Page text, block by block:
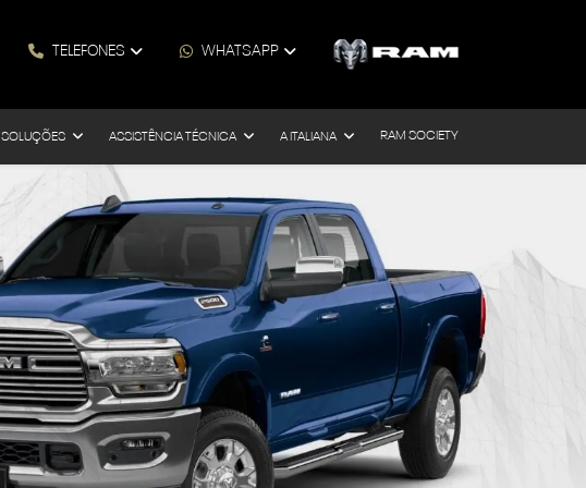
TELEFONES WHATSAPP
SOLUÇÕES ASSISTÊNCIA TÉCNICA A ITALIANA RAM SOCIETY